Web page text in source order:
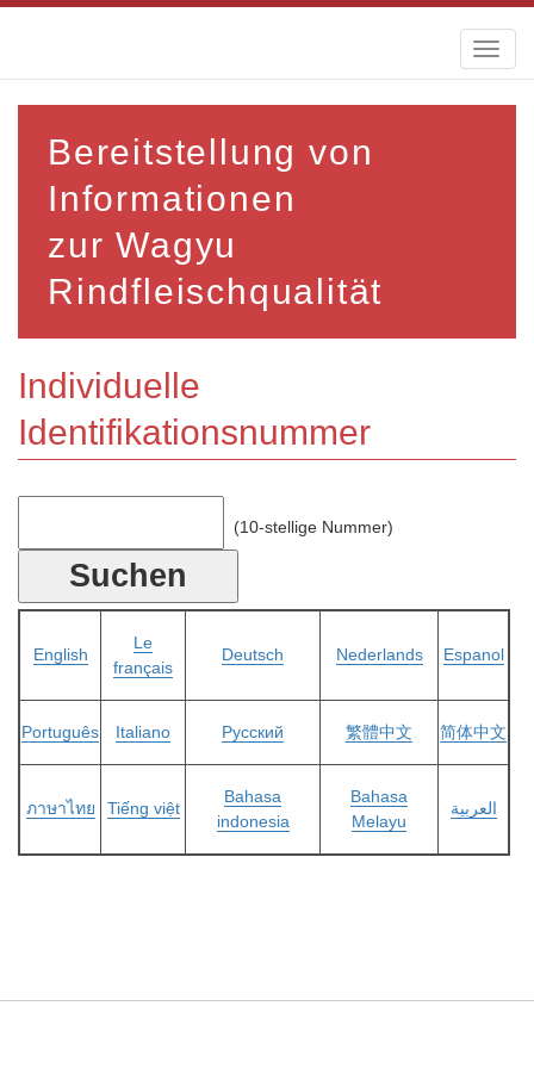
Bereitstellung von
Informationen
zur Wagyu
Rindfleischqualität
Individuelle
Identifikationsnummer
(10-stellige Nummer)
English
Le
français
Deutsch Nederlands Espanol
Português Italiano Русский 繁體中文 简体中文
ภาษาไทย Tiếng việt
Bahasa
indonesia
Bahasa
Melayu
العربية